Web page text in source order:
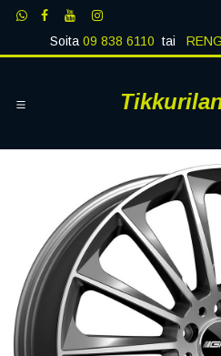
Siirry sisältöön
Soita09 838 6110 tai